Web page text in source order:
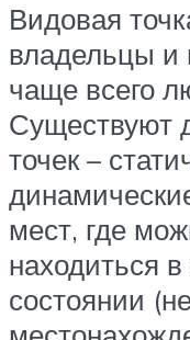
Видовая
владельцы и
чаще всего
Существуют
точек –
мест, где
находиться
состоянии